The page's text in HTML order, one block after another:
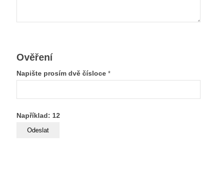
Ověření
Napište prosím dvě čísloce *
Například: 12